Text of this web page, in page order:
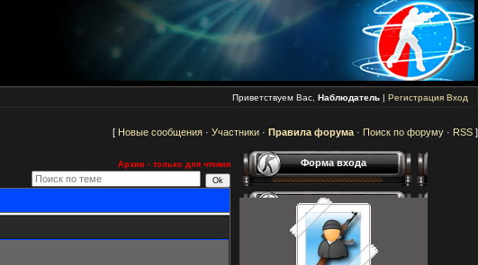
Приветствуем Вас, Наблюдатель | Регистрация Вход
[ Новые сообщения · Участники · Правила форума · Поиск по форуму · RSS ]
Архив - только для чтения
Форма входа